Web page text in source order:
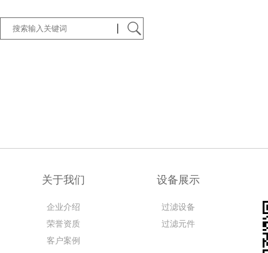
关于我们
企业介绍
荣誉资质
客户案例
设备展示
过滤设备
过滤元件